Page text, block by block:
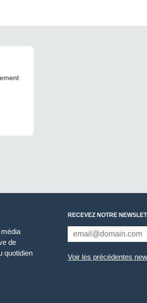
de
quotidien
RECEVEZ NOTRE
Voir les précédentes